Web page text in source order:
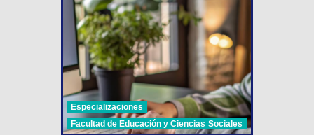
Especializaciones
Facultad de Educación y Ciencias Sociales